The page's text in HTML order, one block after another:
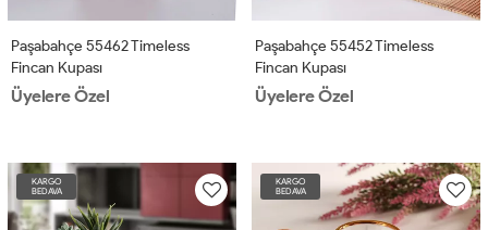
Paşabahçe 55462 Timeless
Fincan Kupası
Üyelere Özel
Paşabahçe 55452 Timeless
Fincan Kupası
Üyelere Özel
KARGO
BEDAVA
KARGO
BEDAVA